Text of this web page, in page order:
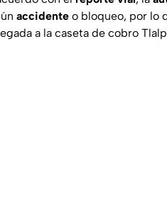
accidente o bloqueo, por lo
a la caseta de cobro